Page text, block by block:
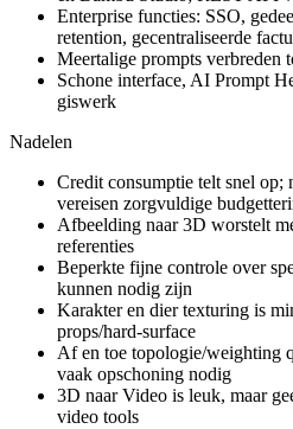
Enterprise functies: SSO,
retention, gecentraliseerde
Meertalige prompts verbreden
Schone interface, AI Prompt
giswerk
Nadelen
Credit consumptie telt snel op;
vereisen zorgvuldige
Afbeelding naar 3D worstelt
referenties
Beperkte fijne controle over
kunnen nodig zijn
Karakter en dier texturing is
props/hard-surface
Af en toe topologie/weighting
vaak opschoning nodig
3D naar Video is leuk, maar
video tools